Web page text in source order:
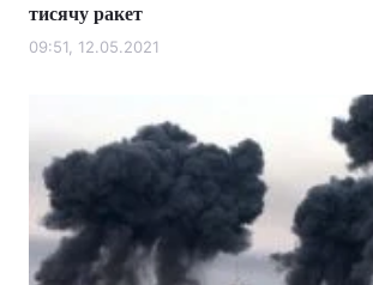
тисячу ракет
09:51, 12.05.2021